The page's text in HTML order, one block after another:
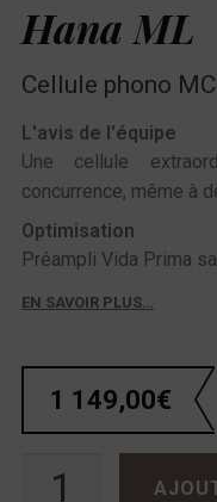
Hana ML
Cellule phono
L'avis de l'équipe
Une cellule
concurrence, même à
Optimisation
Préampli Vida Prima
EN SAVOIR PLUS…
1 149,00€